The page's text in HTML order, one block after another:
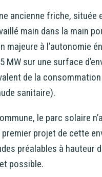
ancienne friche, située
main dans la main
à l’autonomie
sur une surface
de la
sanitaire).
le parc solaire
premier projet de cette
préalables à hauteur
possible.